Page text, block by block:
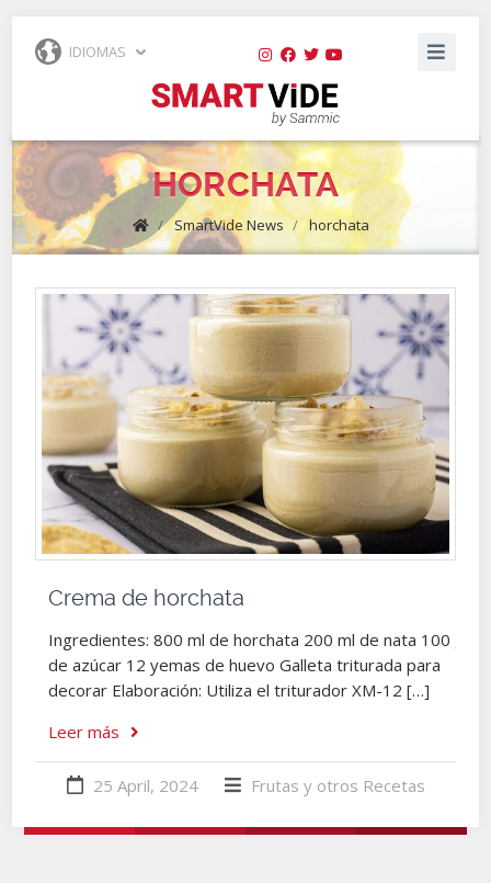
IDIOMAS
HORCHATA
/ SmartVide News / horchata
Crema de horchata
Ingredientes: 800 ml de horchata 200 ml de nata 100 g
de azúcar 12 yemas de huevo Galleta triturada para
decorar Elaboración: Utiliza el triturador XM-12 […]
Leer más
25 April, 2024 Frutas y otros Recetas